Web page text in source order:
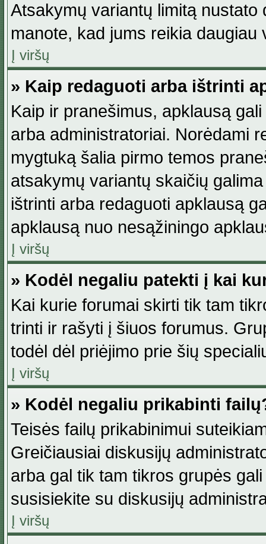
Atsakymų variantų limitą
manote, kad jums reikia daugiau
Į viršų
» Kaip redaguoti arba ištrinti
Kaip ir pranešimus, apklausą
arba administratoriai. Norėdami
mygtuką šalia pirmo temos
atsakymų variantų skaičių
ištrinti arba redaguoti apklausą
apklausą nuo nesąžiningo
Į viršų
» Kodėl negaliu patekti į kai
Kai kurie forumai skirti tik tam
trinti ir rašyti į šiuos forumus.
todėl dėl priėjimo prie šių
Į viršų
» Kodėl negaliu prikabinti
Teisės failų prikabinimui
Greičiausiai diskusijų
arba gal tik tam tikros grupės
susisiekite su diskusijų
Į viršų